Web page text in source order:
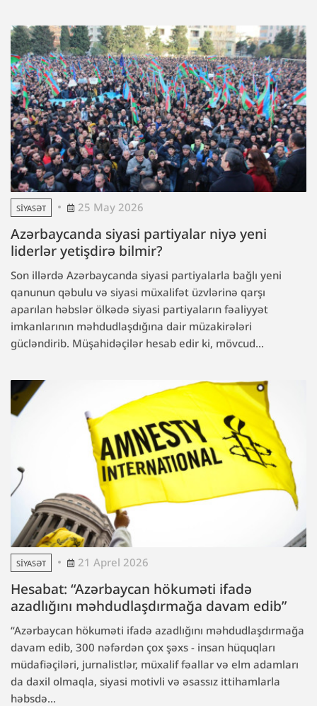
SIYASƏT 25 May 2026
Azərbaycanda siyasi partiyalar niyə yeni
liderlər yetişdirə bilmir?
Son illərdə Azərbaycanda siyasi partiyalarla bağlı yeni
qanunun qəbulu və siyasi müxalifət üzvlərinə qarşı
aparılan həbslər ölkədə siyasi partiyaların fəaliyyət
imkanlarının məhdudlaşdığına dair müzakirələri
gücləndirib. Müşahidəçilər hesab edir ki, mövcud...
SIYASƏT 21 Aprel 2026
Hesabat: “Azərbaycan hökuməti ifadə
azadlığını məhdudlaşdırmağa davam edib”
“Azərbaycan hökuməti ifadə azadlığını məhdudlaşdırmağa
davam edib, 300 nəfərdən çox şəxs - insan hüquqları
müdafiəçiləri, jurnalistlər, müxalif fəallar və elm adamları
da daxil olmaqla, siyasi motivli və əsassız ittihamlarla
həbsdə...